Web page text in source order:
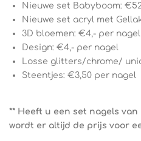
Nieuwe set Babyboom:
Nieuwe set acryl met
3D bloemen: €4,- per nagel
Design: €4,- per nagel
Losse glitters/chrome/
Steentjes: €3,50 per nagel
** Heeft u een set nagels
wordt er altijd de prijs voor